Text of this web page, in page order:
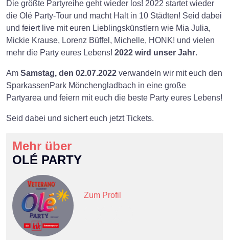
Die größte Partyreihe geht wieder los! 2022 startet wieder
die Olé Party-Tour und macht Halt in 10 Städten! Seid dabei
und feiert live mit euren Lieblingskünstlern wie Mia Julia,
Mickie Krause, Lorenz Büffel, Michelle, HONK! und vielen
mehr die Party eures Lebens! 2022 wird unser Jahr.
Am Samstag, den 02.07.2022 verwandeln wir mit euch den
SparkassenPark Mönchengladbach in eine große
Partyarea und feiern mit euch die beste Party eures Lebens!
Seid dabei und sichert euch jetzt Tickets.
Mehr über
OLÉ PARTY
Zum Profil